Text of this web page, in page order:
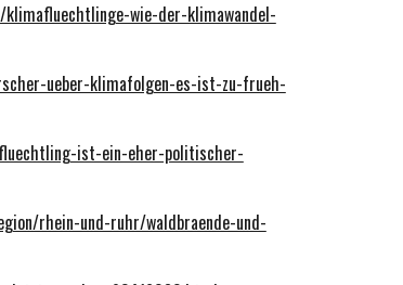
wie-der-klimawandel-
ueber-klimafolgen-es-ist-zu-frueh-
ist-ein-eher-politischer-
rhein-und-ruhr/waldbraende-und-